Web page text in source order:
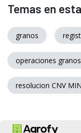
Temas en
granos
operaciones
resolucion CNV